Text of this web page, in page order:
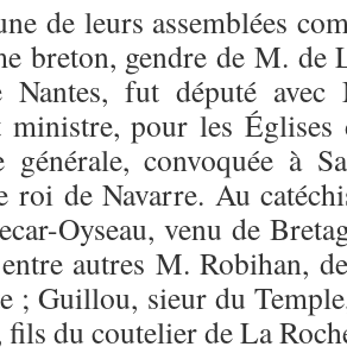
de leurs assemblées
breton, gendre de M. de
Nantes, fut député
ministre, pour les
générale, convoquée à
roi de Navarre. Au
Oyseau, venu de
autres M. Robihan,
; Guillou, sieur du
fils du coutelier de La